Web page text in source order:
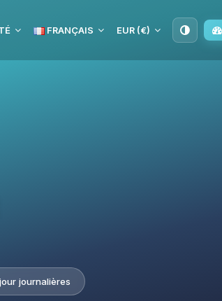
FRANÇAIS EUR (€)
journalières